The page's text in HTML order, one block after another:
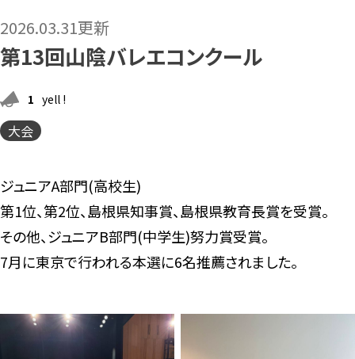
2026.03.31更新
第13回山陰バレエコンクール
1 yell !
大会
ジュニアA部門(高校生)
第1位、第2位、島根県知事賞、島根県教育長賞を受賞。
その他、ジュニアB部門(中学生)努力賞受賞。
7月に東京で行われる本選に6名推薦されました。